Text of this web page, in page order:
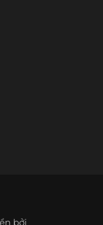
bởi